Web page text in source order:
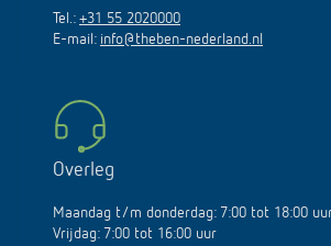
Tel.: +31 55 2020000
E-mail: info@theben-nederland.nl
Overleg
Maandag t/m donderdag: 7:00 tot 18:00
Vrijdag: 7:00 tot 16:00 uur